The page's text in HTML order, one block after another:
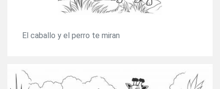
El caballo y el perro te miran